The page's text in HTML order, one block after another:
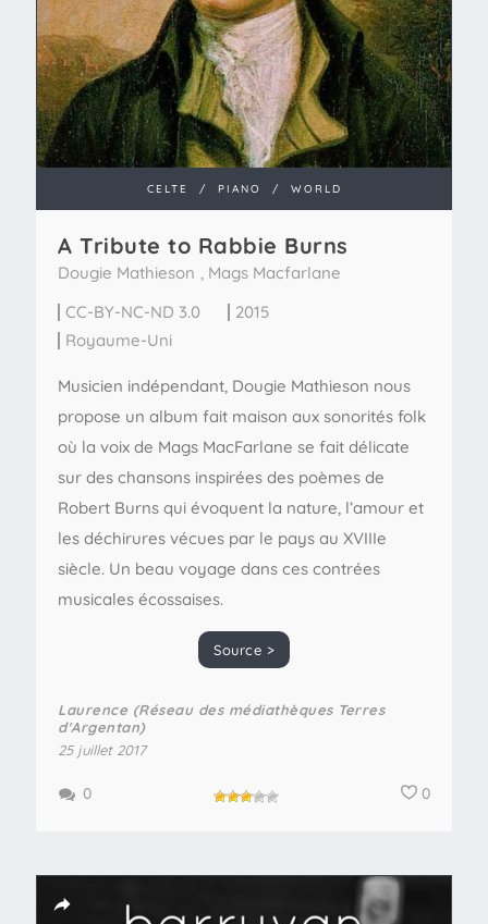
CELTE / PIANO / WORLD
A Tribute to Rabbie Burns
Dougie Mathieson , Mags Macfarlane
CC-BY-NC-ND 3.0
2015
Royaume-Uni
Musicien indépendant, Dougie Mathieson nous
propose un album fait maison aux sonorités folk
où la voix de Mags MacFarlane se fait délicate
sur des chansons inspirées des poèmes de
Robert Burns qui évoquent la nature, l’amour et
les déchirures vécues par le pays au XVIIIe
siècle. Un beau voyage dans ces contrées
musicales écossaises.
Source >
Laurence (Réseau des médiathèques Terres
d'Argentan)
25 juillet 2017
0
0